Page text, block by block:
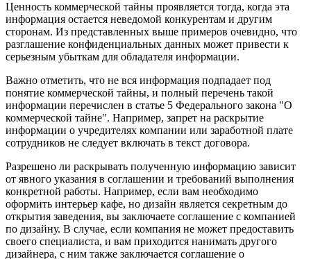
Ценность коммерческой тайны проявляется тогда, когда эта
информация остается неведомой конкурентам и другим
сторонам. Из представленных выше примеров очевидно, что
разглашение конфиденциальных данных может привести к
серьезным убыткам для обладателя информации.
Важно отметить, что не вся информация подпадает под
понятие коммерческой тайны, и полный перечень такой
информации перечислен в статье 5 Федерального закона "О
коммерческой тайне". Например, запрет на раскрытие
информации о учредителях компании или заработной плате
сотрудников не следует включать в текст договора.
Разрешено ли раскрывать полученную информацию зависит
от явного указания в соглашении и требований выполнения
конкретной работы. Например, если вам необходимо
оформить интерьер кафе, но дизайн является секретным до
открытия заведения, вы заключаете соглашение с компанией
по дизайну. В случае, если компания не может предоставить
своего специалиста, и вам приходится нанимать другого
дизайнера, с ним также заключается соглашение о